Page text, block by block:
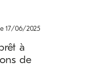
17/06/2025
à
de